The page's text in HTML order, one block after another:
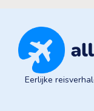
Eerlijke